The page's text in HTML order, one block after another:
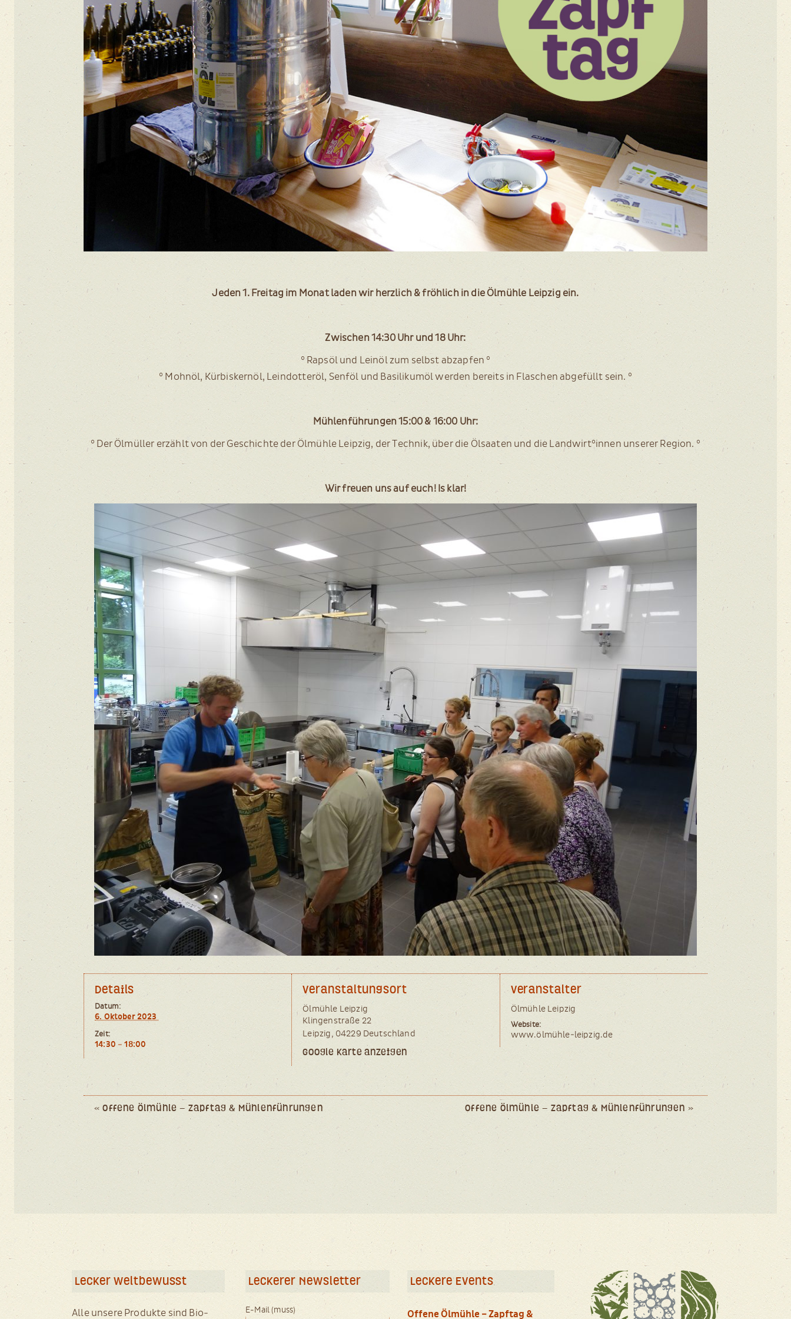
Jeden 1. Frei­tag im Monat laden wir herz­lich & fröh­lich in die Ölmüh­le Leip­zig ein.
Zwi­schen 14:30 Uhr und 18 Uhr:
° Raps­öl und Lein­öl zum selbst abzapfen °
° Mohn­öl, Kür­bis­kern­öl, Leind­ot­ter­öl, Senf­öl und Basi­li­kum­öl wer­den bereits in Fla­schen abge­füllt sein. °
Müh­len­füh­run­gen 15:00 & 16:00 Uhr:
° Der Ölmül­ler erzählt von der Geschich­te der Ölmüh­le Leip­zig, der Tech­nik, über die Ölsaa­ten und die Landwirt°innen unse­rer Region. °
Wir freu­en uns auf euch! Is klar!
Details
Datum:
6. Okto­ber 2023
Zeit:
14:30 – 18:00
Veranstaltungsort
Ölmüh­le Leipzig
Klin­gen­stra­ße 22
Leip­zig
04229 Deutsch­land
Google Karte anzeigen
Veranstalter
Ölmüh­le Leipzig
Website:
www.ölmühle-leipzig.de
Event
Navigation
« Offene Ölmühle – Zapftag & Mühlenführungen Offene Ölmühle – Zapftag & Mühlenführungen »
Lecker weltbewusst
Alle unsere Produkte sind Bio-
Leckerer Newsletter
E-Mail (muss)
Leckere Events
Offene Ölmühle – Zapftag &